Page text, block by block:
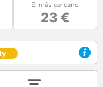
El más cercano
23 €